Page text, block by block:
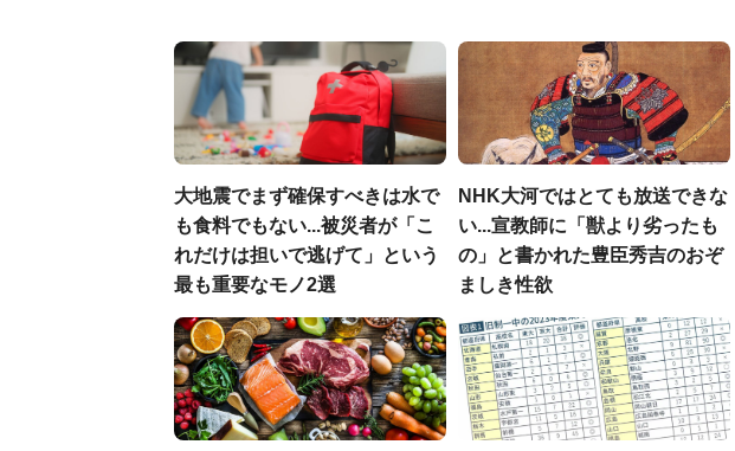
大地震でまず確保すべきは水で
も食料でもない...被災者が「こ
れだけは担いで逃げて」という
最も重要なモノ2選
NHK大河ではとても放送できな
い...宣教師に「獣より劣ったも
の」と書かれた豊臣秀吉のおぞ
ましき性欲